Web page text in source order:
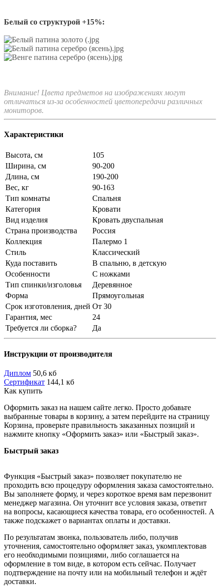
Белый со структурой +15%:
Внимание! Цвета предметов на изображениях могут
отличаться из-за особенностей цветопередачи различных
мониторов.
Характеристики
Высота, см
105
Ширина, см
90-200
Длина, см
190-200
Вес, кг
90-163
Тип комнаты
Спальня
Категория
Кровати
Вид изделия
Кровать двуспальная
Страна производства
Россия
Коллекция
Палермо 1
Стиль
Классический
Куда поставить
В спальню, в детскую
Особенности
С ножками
Тип спинки/изголовья
Деревянное
Форма
Прямоугольная
Срок изготовления, дней От 30
Гарантия, мес
24
Требуется ли сборка?
Да
Инструкции от производителя
Диплом 50,6 кб
Сертификат 144,1 кб
Как купить
Оформить заказ на нашем сайте легко. Просто добавьте
выбранные товары в корзину, а затем перейдите на страницу
Корзина, проверьте правильность заказанных позиций и
нажмите кнопку «Оформить заказ» или «Быстрый заказ».
Быстрый заказ
Функция «Быстрый заказ» позволяет покупателю не
проходить всю процедуру оформления заказа самостоятельно.
Вы заполняете форму, и через короткое время вам перезвонит
менеджер магазина. Он уточнит все условия заказа, ответит
на вопросы, касающиеся качества товара, его особенностей. А
также подскажет о вариантах оплаты и доставки.
По результатам звонка, пользователь либо, получив
уточнения, самостоятельно оформляет заказ, укомплектовав
его необходимыми позициями, либо соглашается на
оформление в том виде, в котором есть сейчас. Получает
подтверждение на почту или на мобильный телефон и ждёт
доставки.